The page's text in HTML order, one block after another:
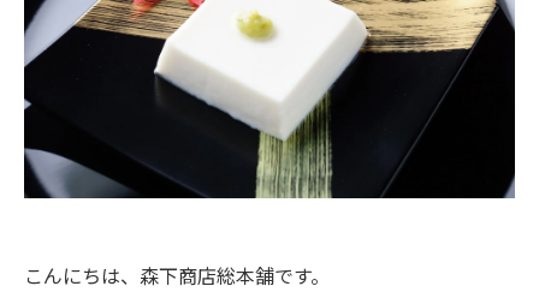
こんにちは、森下商店総本舗です。